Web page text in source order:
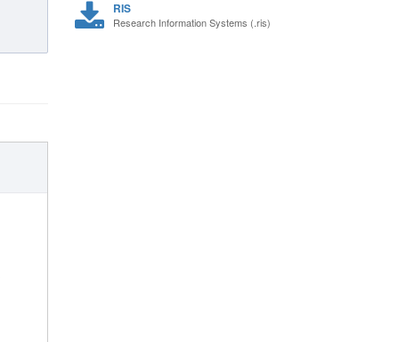
RIS
Research Information Systems (.ris)